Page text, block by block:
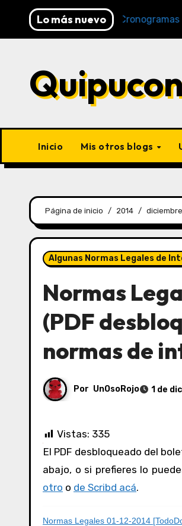
Lo más nuevo
SUNAT) Cronogramas de
Inicio Mis otros blogs
Página de inicio 2014 diciembre
Algunas Normas Legales de
Normas
(PDF
normas de
Por UnOsoRojo 1 de
Vistas: 335
El PDF desbloqueado del boletín de Normas Legales de El Peruano del 01/12/2014 lo puedes ver y consultar acá
abajo, o si prefieres lo
otro o de Scribd acá.
Normas Legales 01-12-2014